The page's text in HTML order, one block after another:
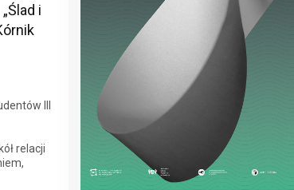
i
III
relacji